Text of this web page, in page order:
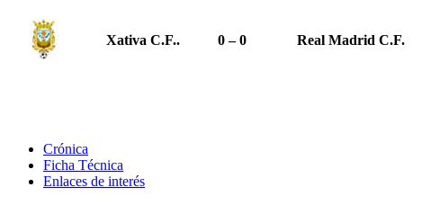
Xativa C.F.. 0 – 0 Real Madrid C.F.
Crónica
Ficha Técnica
Enlaces de interés